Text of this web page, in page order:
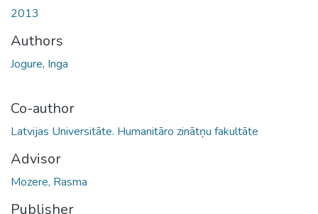
2013
Authors
Jogure, Inga
Co-author
Latvijas Universitāte. Humanitāro zinātņu fakultāte
Advisor
Mozere, Rasma
Publisher